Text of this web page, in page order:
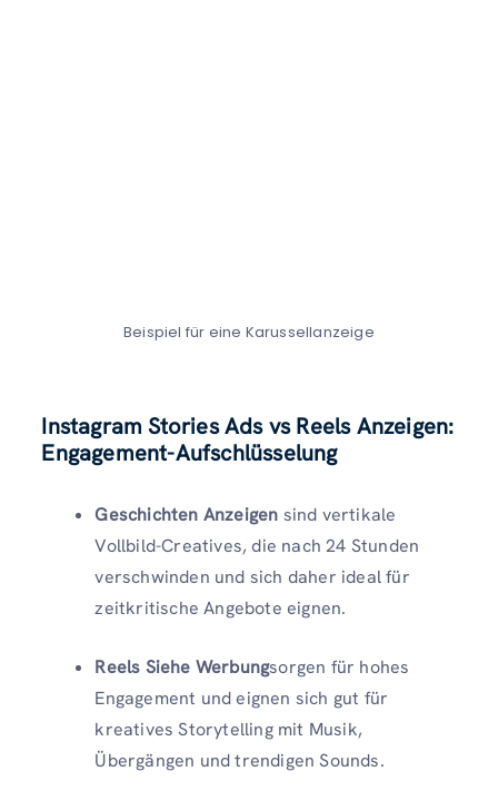
Beispiel für eine Karussellanzeige
Instagram Stories Ads vs Reels Anzeigen:
Engagement-Aufschlüsselung
Geschichten Anzeigen sind vertikale
Vollbild-Creatives, die nach 24 Stunden
verschwinden und sich daher ideal für
zeitkritische Angebote eignen.
Reels Siehe Werbungsorgen für hohes
Engagement und eignen sich gut für
kreatives Storytelling mit Musik,
Übergängen und trendigen Sounds.